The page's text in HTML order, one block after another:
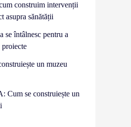
construim intervenții
asupra sănătății
se întâlnesc pentru a
proiecte
un muzeu
Cum se construiește un